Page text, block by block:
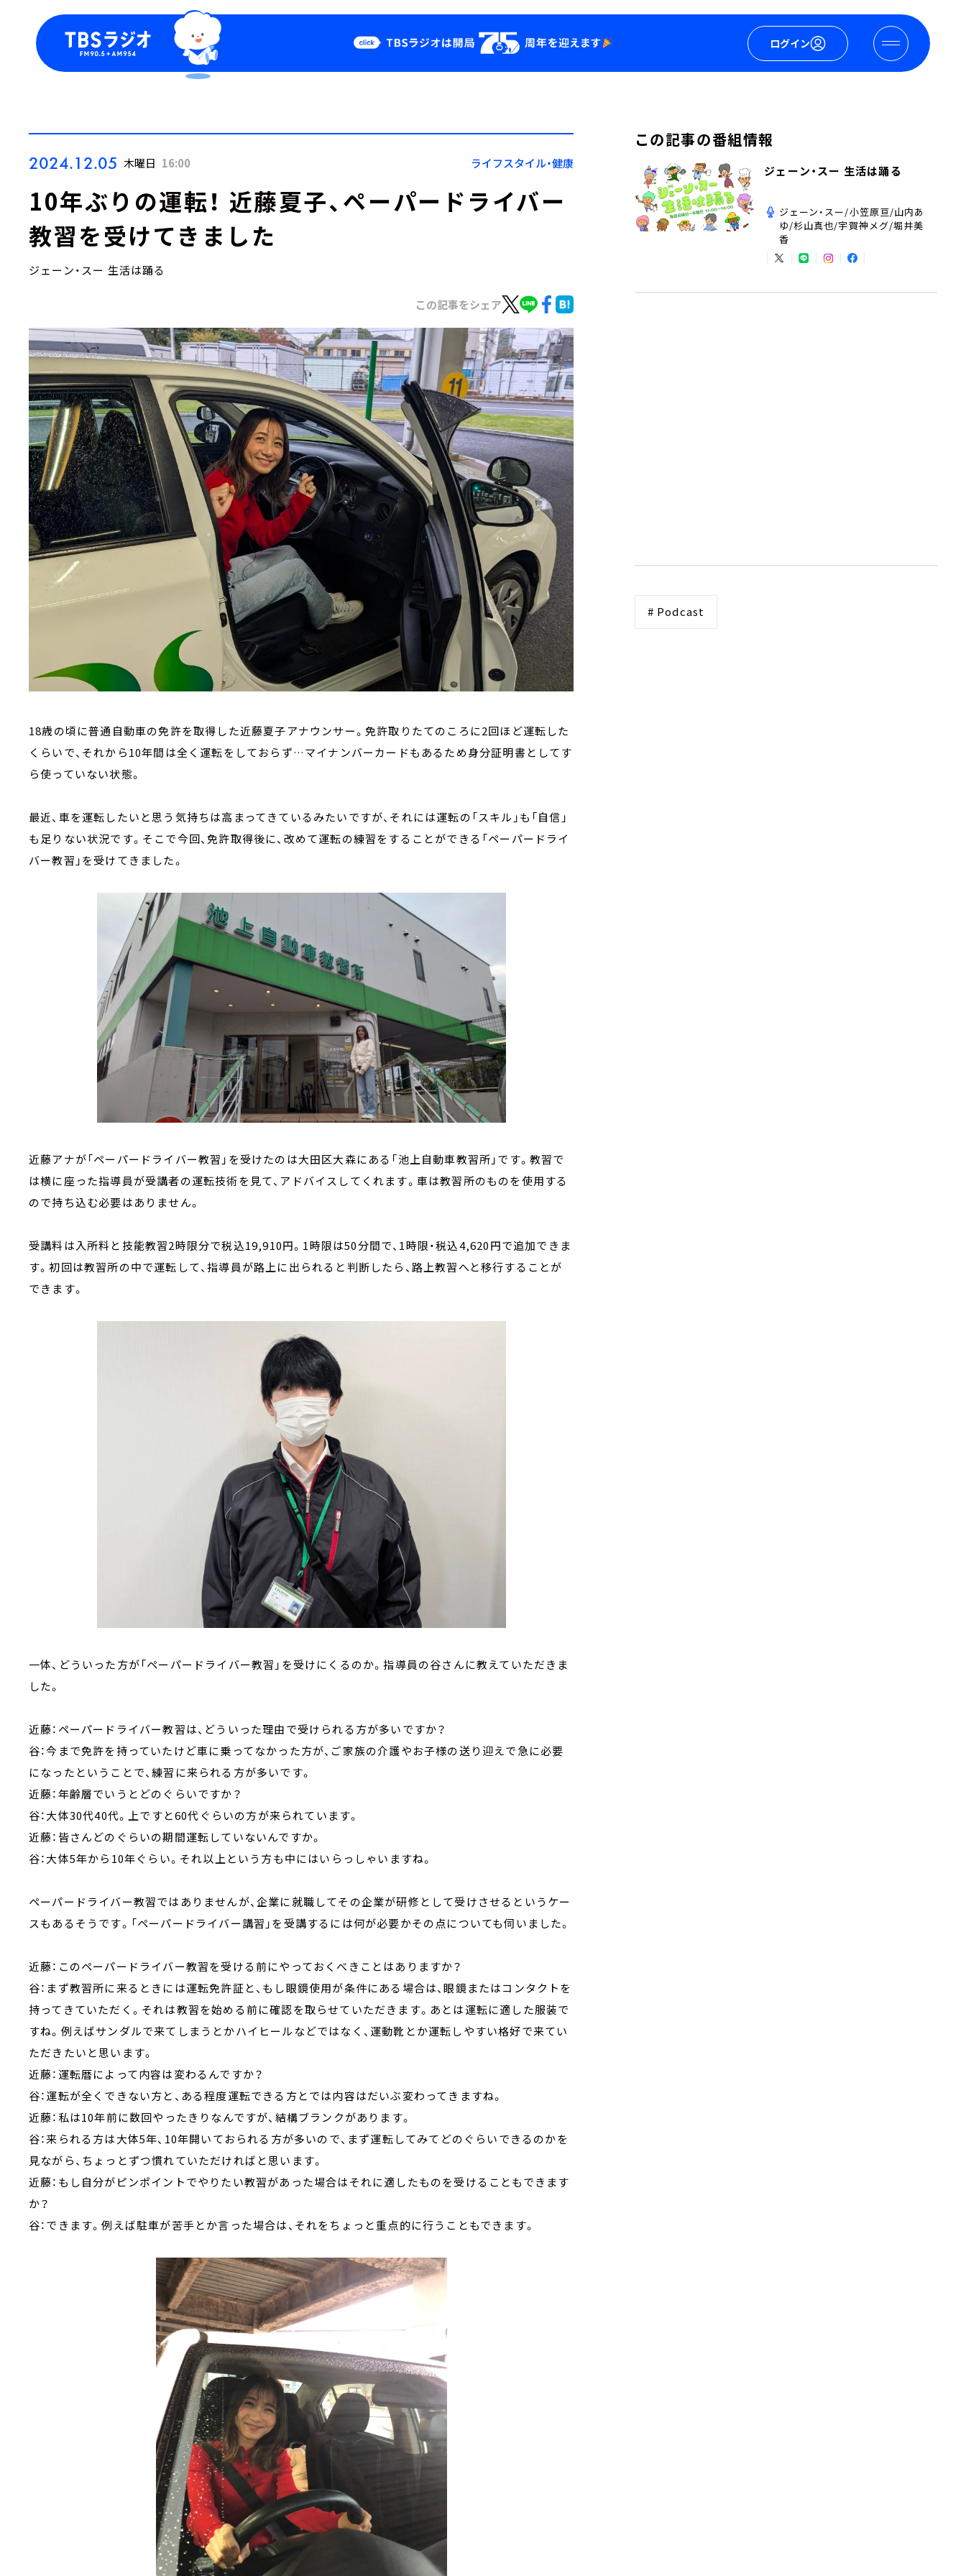
ログイン
Podcast
YouTube
会社情報
2024.12.05 木曜日 16:00 ライフスタイル・健康
10年ぶりの運転！ 近藤夏子、ペーパードライバー
教習を受けてきました
ジェーン・スー 生活は踊る
この記事をシェア
18歳の頃に普通自動車の免許を取得した近藤夏子アナウンサー。免許取りたてのころに2回ほど運転した
くらいで、それから10年間は全く運転をしておらず…マイナンバーカードもあるため身分証明書としてす
ら使っていない状態。
最近、車を運転したいと思う気持ちは高まってきているみたいですが、それには運転の「スキル」も「自信」
も足りない状況です。そこで今回、免許取得後に、改めて運転の練習をすることができる「ペーパードライ
バー教習」を受けてきました。
近藤アナが「ペーパードライバー教習」を受けたのは大田区大森にある「池上自動車教習所」です。教習で
は横に座った指導員が受講者の運転技術を見て、アドバイスしてくれます。車は教習所のものを使用する
ので持ち込む必要はありません。
受講料は入所料と技能教習2時限分で税込19,910円。1時限は50分間で、1時限・税込4,620円で追加できま
す。初回は教習所の中で運転して、指導員が路上に出られると判断したら、路上教習へと移行することが
できます。
一体、どういった方が「ペーパードライバー教習」を受けにくるのか。指導員の谷さんに教えていただきま
した。
近藤：ペーパードライバー教習は、どういった理由で受けられる方が多いですか？
谷：今まで免許を持っていたけど車に乗ってなかった方が、ご家族の介護やお子様の送り迎えで急に必要
になったということで、練習に来られる方が多いです。
近藤：年齢層でいうとどのぐらいですか？
谷：大体30代40代。上ですと60代ぐらいの方が来られています。
近藤：皆さんどのぐらいの期間運転していないんですか。
谷：大体5年から10年ぐらい。それ以上という方も中にはいらっしゃいますね。
ペーパードライバー教習ではありませんが、企業に就職してその企業が研修として受けさせるというケー
スもあるそうです。「ペーパードライバー講習」を受講するには何が必要かその点についても伺いました。
近藤：このペーパードライバー教習を受ける前にやっておくべきことはありますか？
谷：まず教習所に来るときには運転免許証と、もし眼鏡使用が条件にある場合は、眼鏡またはコンタクトを
持ってきていただく。それは教習を始める前に確認を取らせていただきます。あとは運転に適した服装で
すね。例えばサンダルで来てしまうとかハイヒールなどではなく、運動靴とか運転しやすい格好で来てい
ただきたいと思います。
近藤：運転暦によって内容は変わるんですか？
谷：運転が全くできない方と、ある程度運転できる方とでは内容はだいぶ変わってきますね。
近藤：私は10年前に数回やったきりなんですが、結構ブランクがあります。
谷：来られる方は大体5年、10年開いておられる方が多いので、まず運転してみてどのぐらいできるのかを
見ながら、ちょっとずつ慣れていただければと思います。
近藤：もし自分がピンポイントでやりたい教習があった場合はそれに適したものを受けることもできます
か？
谷：できます。例えば駐車が苦手とか言った場合は、それをちょっと重点的に行うこともできます。
この記事の番組情報
ジェーン・スー 生活は踊る
ジェーン・スー/小笠原亘/山内あ
ゆ/杉山真也/宇賀神メグ/堀井美
香
# Podcast